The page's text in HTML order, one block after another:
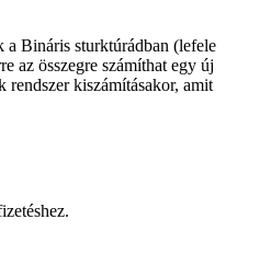
Bináris sturktúrádban (lefele
az összegre számíthat egy új
rendszer kiszámításakor, amit